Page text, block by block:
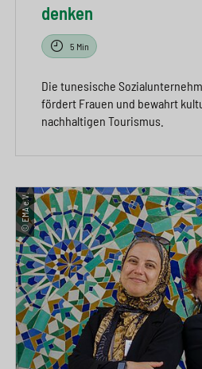
denken
5 Min
Die tunesische
fördert Frauen und bewahrt
nachhaltigen Tourismus.
© EMA e.V.